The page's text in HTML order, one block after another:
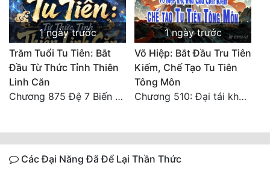
1 ngày trước
Trăm Tuổi Tu Tiên: Bắt
Đầu Từ Thức Tỉnh Thiên
Linh Căn
Chương 875 Đệ 7 Biến Thánh Long Biến!
1 ngày trước
Võ Hiệp: Bắt Đầu Tru Tiên
Kiếm, Chế Tạo Tu Tiên
Tông Môn
Chương 510: Đại tái khai màn, quyết đấu khốc liệt
Các Đại Năng Đã Để Lại Thần Thức